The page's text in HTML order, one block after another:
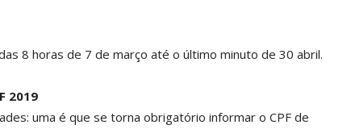
8 horas de 7 de março até o último minuto de 30 abril.
2019
uma é que se torna obrigatório informar o CPF de